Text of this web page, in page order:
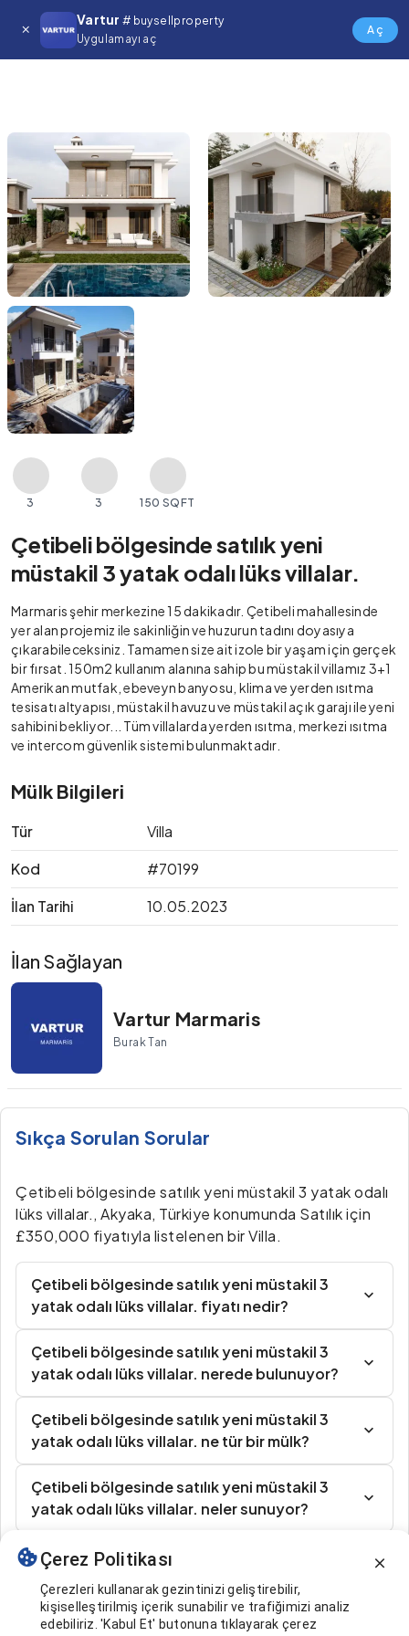
Vartur # buysellproperty
Uygulamayı aç
Aç
3 3 150 SQFT
Çetibeli bölgesinde satılık yeni
müstakil 3 yatak odalı lüks villalar.
Marmaris şehir merkezine 15 dakikadır. Çetibeli mahallesinde
yer alan projemiz ile sakinliğin ve huzurun tadını doyasıya
çıkarabileceksiniz. Tamamen size ait izole bir yaşam için gerçek
bir fırsat. 150m2 kullanım alanına sahip bu müstakil villamız 3+1
Amerikan mutfak, ebeveyn banyosu, klima ve yerden ısıtma
tesisatı altyapısı, müstakil havuzu ve müstakil açık garajı ile yeni
sahibini bekliyor... Tüm villalarda yerden ısıtma, merkezi ısıtma
ve intercom güvenlik sistemi bulunmaktadır.
Mülk Bilgileri
Tür
Villa
Kod
#70199
İlan Tarihi
10.05.2023
İlan Sağlayan
Vartur Marmaris
Burak Tan
Sıkça Sorulan Sorular
Çetibeli bölgesinde satılık yeni müstakil 3 yatak odalı
lüks villalar., Akyaka, Türkiye konumunda Satılık için
£350,000 fiyatıyla listelenen bir Villa.
Çetibeli bölgesinde satılık yeni müstakil 3
yatak odalı lüks villalar. fiyatı nedir?
Çetibeli bölgesinde satılık yeni müstakil 3
yatak odalı lüks villalar. nerede bulunuyor?
Çetibeli bölgesinde satılık yeni müstakil 3
yatak odalı lüks villalar. ne tür bir mülk?
Çetibeli bölgesinde satılık yeni müstakil 3
yatak odalı lüks villalar. neler sunuyor?
Benzer İlanlar
Çerez Politikası
Çerezleri kullanarak gezintinizi geliştirebilir,
kişiselleştirilmiş içerik sunabilir ve trafiğimizi analiz
edebiliriz. 'Kabul Et' butonuna tıklayarak çerez